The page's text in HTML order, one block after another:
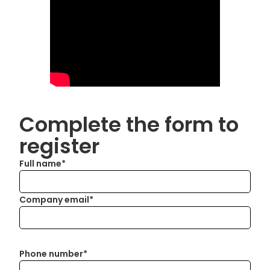
Complete the form to
register
Full name*
Company email*
Phone number*